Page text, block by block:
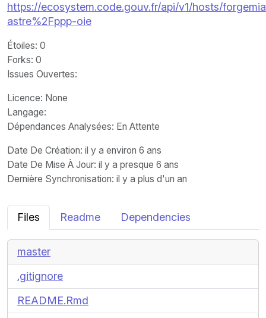
https://ecosystem.code.gouv.fr/api/v1/hosts/
astre%2Fppp-oie
Étoiles: 0
Forks: 0
Issues Ouvertes:
Licence: None
Langage:
Dépendances Analysées: En Attente
Date De Création: il y a environ 6 ans
Date De Mise À Jour: il y a presque 6 ans
Dernière Synchronisation: il y a plus d'un an
Files Readme Dependencies
master
.gitignore
README.Rmd